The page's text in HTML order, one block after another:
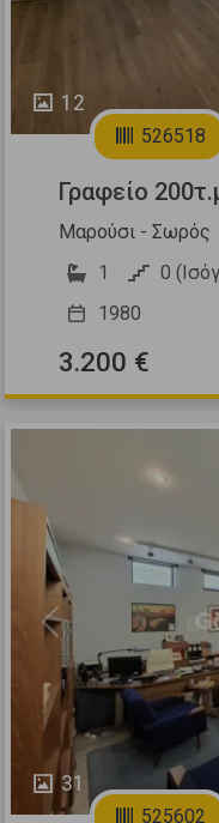
12
526518
Γραφείο
Μαρούσι - Σωρός
1
0
1980
3.200 €
31
Previous
525602